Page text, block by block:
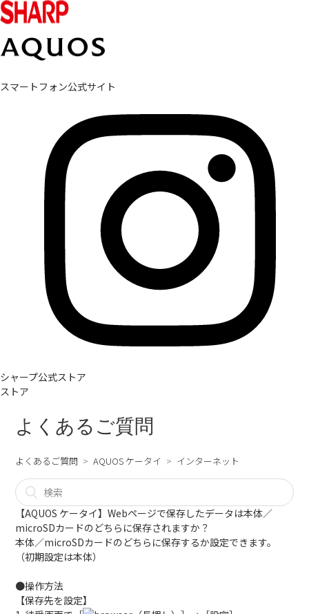
スマートフォン公式サイト
シャープ公式ストア
ストア
よくあるご質問
よくあるご質問 AQUOS ケータイ インターネット
【AQUOS ケータイ】Webページで保存したデータは本体／
microSDカードのどちらに保存されますか？
本体／microSDカードのどちらに保存するか設定できます。
（初期設定は本体）
●操作方法
【保存先を設定】